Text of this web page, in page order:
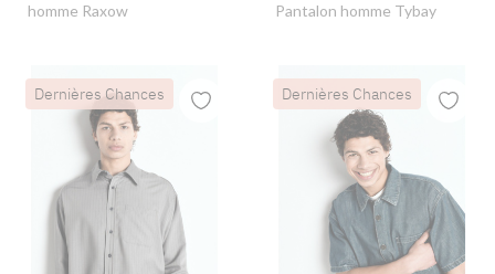
homme Raxow
Pantalon homme Tybay
Dernières Chances Dernières Chances